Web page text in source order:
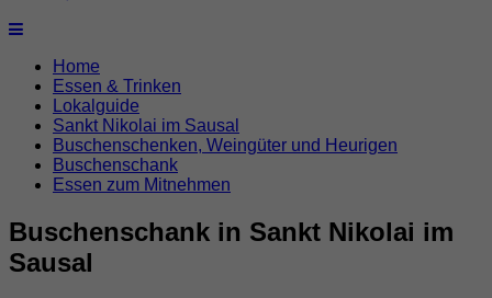
Home
Essen & Trinken
Lokalguide
Sankt Nikolai im Sausal
Buschenschenken, Weingüter und Heurigen
Buschenschank
Essen zum Mitnehmen
Buschenschank in Sankt Nikolai im
Sausal